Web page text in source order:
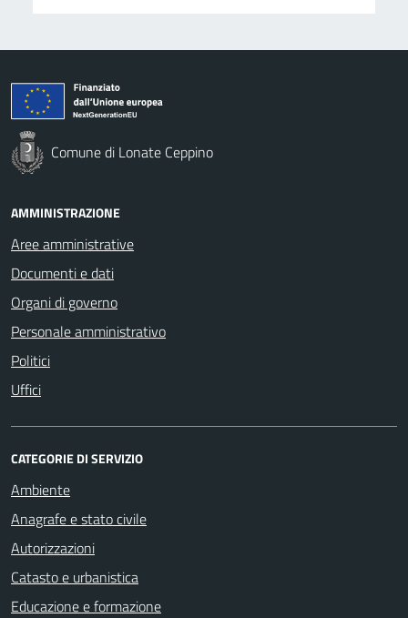
Comune di Lonate Ceppino
AMMINISTRAZIONE
Aree amministrative
Documenti e dati
Organi di governo
Personale amministrativo
Politici
Uffici
CATEGORIE DI SERVIZIO
Ambiente
Anagrafe e stato civile
Autorizzazioni
Catasto e urbanistica
Educazione e formazione